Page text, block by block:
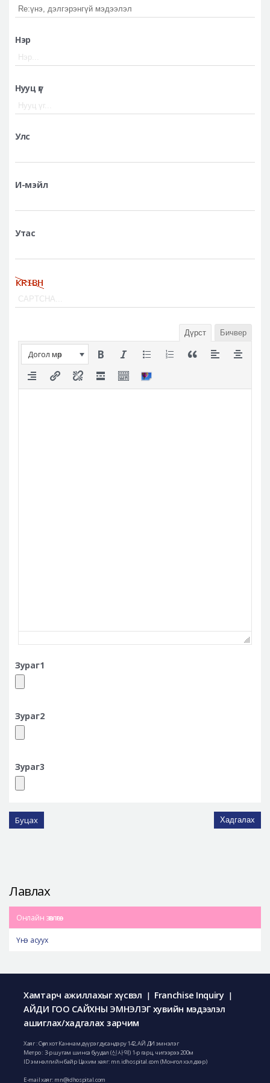
Аюулгүй гоо сайхны мэс засал
Нэр
Нууц үг
Улс
И-мэйл
Утас
Дүрст Бичвер
Догол мөр
Зураг1
Зураг2
Зураг3
Буцах Хадгалах
Лавлах
Онлайн зөвлөгөө
Үнэ асуух
Хамтарч ажиллахыг хүсвэл | Franchise Inquiry |
АЙДИ ГОО САЙХНЫ ЭМНЭЛЭГ хувийн мэдээлэл
ашиглах/хадгалах зарчим
Хаяг : Сөүл хот Каннам дүүрэг дусандэру 142, АЙ ДИ эмнэлэг
Метро : 3-р шугам шинса буудал (신사역) 1-р гарц, чигээрээ 200м
ID эмнэлгийн байр Цахим хаяг: mn.idhospital.com (Монгол хэл дээр)
E-mail хаяг: mn@idhospital.com